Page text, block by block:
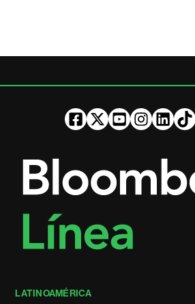
LATINOAMÉRICA